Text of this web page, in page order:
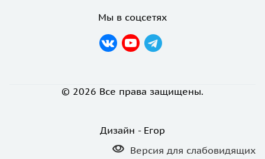
Мы в соцсетях
© 2026 Все права защищены.
Дизайн - Егор
Версия для слабовидящих